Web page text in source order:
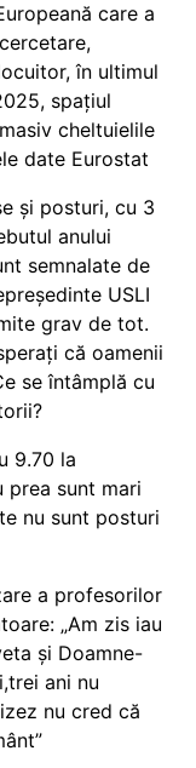
care a
în ultimul
spațiul
cheltuielile
date Eurostat
și posturi, cu 3
anului
semnalate de
USLI
grav de tot.
că oamenii
se întâmplă cu
9.70 la
prea sunt mari
nu sunt posturi
a profesorilor
„Am zis iau
și Doamne-
ani nu
nu cred că